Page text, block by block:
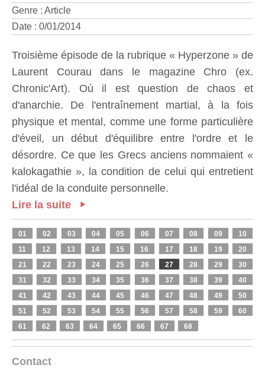
Genre : Article
Date : 0/01/2014
Troisième épisode de la rubrique « Hyperzone » de
Laurent Courau dans le magazine Chro (ex.
Chronic'Art). Où il est question de chaos et
d'anarchie. De l'entraînement martial, à la fois
physique et mental, comme une forme particulière
d'éveil, un début d'équilibre entre l'ordre et le
désordre. Ce que les Grecs anciens nommaient «
kalokagathie », la condition de celui qui entretient
l'idéal de la conduite personnelle.
Lire la suite
01 02 03 04 05 06 07 08 09
10
11
12 13 14 15 16 17 18 19
20
21
22 23 24 25 26 27 28 29
30
31
32 33 34 35 36 37 38 39
40
41
42 43 44 45 46 47 48 49
50
51
52 53 54 55 56 57 58 59
60
61
62 63 64 65 66 67 68
Contact